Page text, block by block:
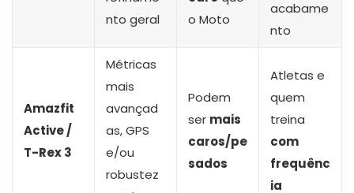
nto geral
o Moto
acabame
nto
Amazfit
Active /
T-Rex 3
Métricas
mais
avançad
as, GPS
e/ou
robustez
Podem
ser mais
caros/pe
sados
Atletas e
quem
treina
com
frequênc
ia